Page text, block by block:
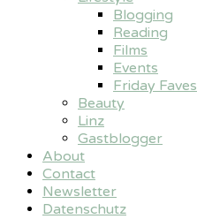
Blogging
Reading
Films
Events
Friday Faves
Beauty
Linz
Gastblogger
About
Contact
Newsletter
Datenschutz